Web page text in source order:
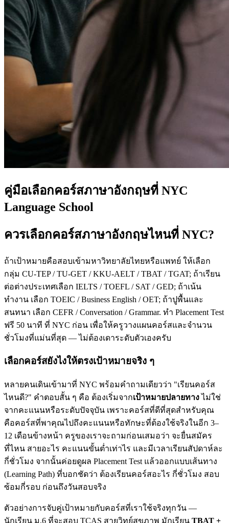
คู่มือเลือกคอร์สภาษาอังกฤษที่ NYC
Language School
ควรเลือกคอร์สภาษาอังกฤษไหนที่ NYC?
ถ้าเป้าหมายคือสอบเข้ามหาวิทยาลัยไทยหรือแพทย์ ให้เลือก
กลุ่ม CU-TEP / TU-GET / KKU-AELT / TBAT / TGAT; ถ้าเรียน
ต่อต่างประเทศเลือก IELTS / TOEFL / SAT / GED; ถ้าเน้น
ทำงาน เลือก TOEIC / Business English / OET; ถ้าปูพื้นและ
สนทนา เลือก CEFR / Conversation / Grammar. ทำ Placement Test
ฟรี 50 นาที ที่ NYC ก่อน เพื่อให้ครูวางแผนคอร์สและจำนวน
ชั่วโมงที่แม่นที่สุด — ไม่ต้องเดาระดับตัวเองครับ
เลือกคอร์สยังไงให้ตรงเป้าหมายจริง ๆ
หลายคนเดินเข้ามาที่ NYC พร้อมคำถามเดียวว่า "เรียนคอร์ส
ไหนดี?" คำตอบสั้น ๆ คือ ต้องเริ่มจากเป้าหมายปลายทางไม่ใช่
จากคะแนนหรือระดับปัจจุบัน เพราะคอร์สที่ดีที่สุดสำหรับคุณ
คือคอร์สที่พาคุณไปถึงคะแนนหรือทักษะที่ต้องใช้จริงในอีก 3–
12 เดือนข้างหน้า ครูของเราจะถามก่อนเสมอว่า จะยื่นสมัคร
ที่ไหน สายอะไร คะแนนขั้นต่ำเท่าไร และมีเวลาเรียนสัปดาห์ละ
กี่ชั่วโมง จากนั้นค่อยดูผล Placement Test แล้วออกแบบเส้นทาง
(Learning Path) ที่บอกชัดว่า ต้องเรียนคอร์สอะไร กี่ชั่วโมง สอบ
ซ้อมกี่รอบ ก่อนถึงวันสอบจริง
ตัวอย่างการจับคู่เป้าหมายกับคอร์สที่เราใช้จริงทุกวัน —
นักเรียน ม.6 ที่จะสอบ TCAS สายวิทย์สุขภาพ มักเรียน TBAT +